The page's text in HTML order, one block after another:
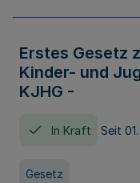
Erstes Gesetz
Kinder- und
KJHG -
In Kraft Seit
Gesetz